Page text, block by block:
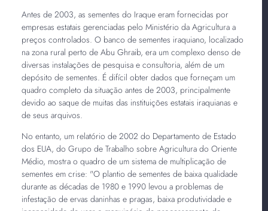
Antes de 2003, as sementes do Iraque eram fornecidas por
empresas estatais gerenciadas pelo Ministério da Agricultura a
preços controlados. O banco de sementes iraquiano, localizado
na zona rural perto de Abu Ghraib, era um complexo denso de
diversas instalações de pesquisa e consultoria, além de um
depósito de sementes. É difícil obter dados que forneçam um
quadro completo da situação antes de 2003, principalmente
devido ao saque de muitas das instituições estatais iraquianas e
de seus arquivos.
No entanto, um relatório de 2002 do Departamento de Estado
dos EUA, do Grupo de Trabalho sobre Agricultura do Oriente
Médio, mostra o quadro de um sistema de multiplicação de
sementes em crise: "O plantio de sementes de baixa qualidade
durante as décadas de 1980 e 1990 levou a problemas de
infestação de ervas daninhas e pragas, baixa produtividade e